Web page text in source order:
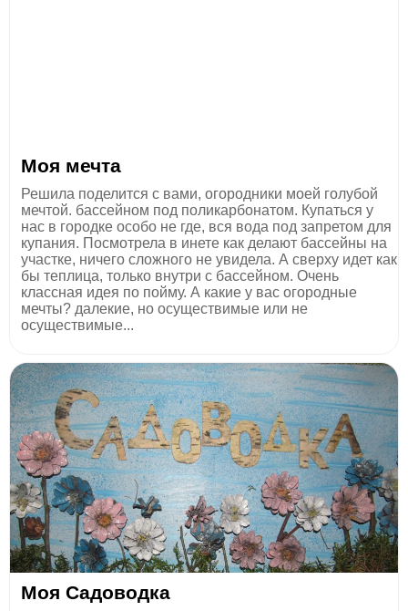
Моя мечта
Решила поделится с вами, огородники моей голубой
мечтой. бассейном под поликарбонатом. Купаться у
нас в городке особо не где, вся вода под запретом для
купания. Посмотрела в инете как делают бассейны на
участке, ничего сложного не увидела. А сверху идет как
бы теплица, только внутри с бассейном. Очень
классная идея по пойму. А какие у вас огородные
мечты? далекие, но осуществимые или не
осуществимые...
Моя Садоводка